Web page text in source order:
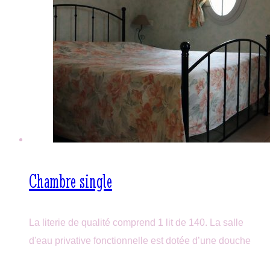
Chambre single
La literie de qualité comprend 1 lit de 140. La salle
d'eau privative fonctionnelle est dotée d’une douche